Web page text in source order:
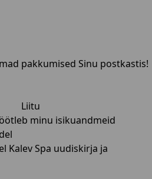
pakkumised Sinu postkastis!
Liitu
minu isikuandmeid
Kalev Spa uudiskirja ja